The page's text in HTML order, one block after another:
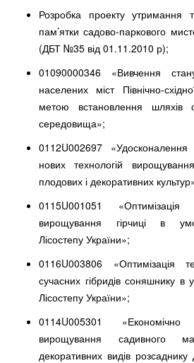
Розробка проекту утримання
пам’ятки садово-паркового
(ДБТ №35 від 01.11.2010 р);
01090000346 «Вивчення
населених міст Північно-
метою встановлення шляхів
середовища»;
0112U002697
нових технологій
плодових і декоративних
0115U001051 «Оптимізація
вирощування гірчиці в
Лісостепу України»;
0116U003806 «Оптимізація
сучасних гібридів соняшнику в
Лісостепу України»;
0114U005301
вирощування садивного
декоративних видів